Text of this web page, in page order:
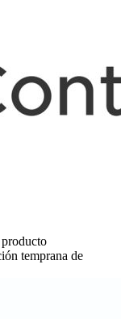
temprana de